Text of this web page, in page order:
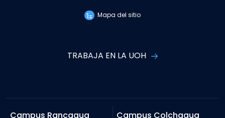
Mapa del sitio
TRABAJA EN LA UOH
Campus Rancagua
Campus Colchagua